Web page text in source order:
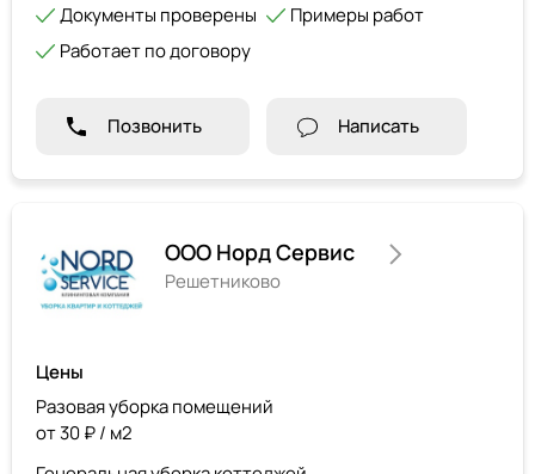
Документы проверены
Примеры работ
Работает по договору
Позвонить Написать
ООО Норд Сервис
Решетниково
Цены
Разовая уборка помещений
от 30 ₽ / м2